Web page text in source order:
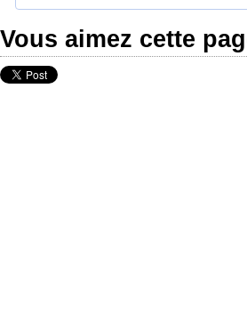
Vous aimez cette